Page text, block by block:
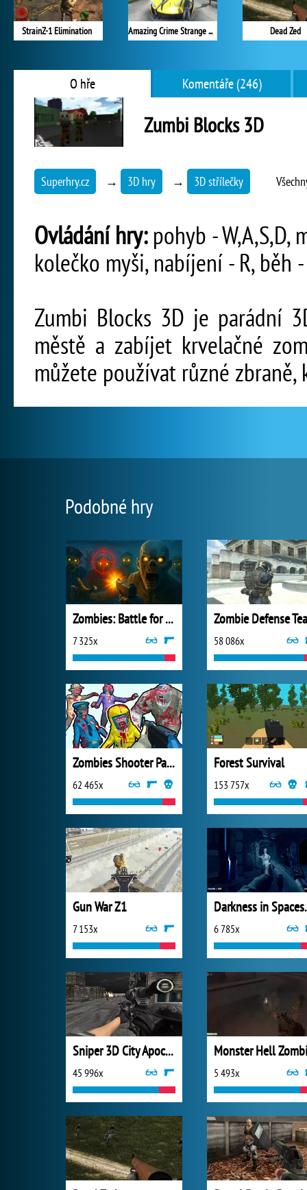
StrainZ-1 Elimination Amazing Crime Strange Stickman Dead Zed
O hře Komentáře (246)
Zumbi Blocks 3D
Superhry.cz → 3D hry → 3D střílečky
Ovládání hry:pohyb - W,A,S,D,
kolečko myši, nabíjení - R, běh
Zumbi Blocks 3D je parádní
městě a zabíjet krvelačné
můžete používat různé zbraně,
Podobné hry
Zombies: Battle for Survival
7 325x
Zombie Defense
58 086x
Zombies Shooter Part 1
62 465x
Forest Survival
153 757x
Gun War Z1
7 153x 6 785x
Sniper 3D City Apocalypse
45 996x 5 493x